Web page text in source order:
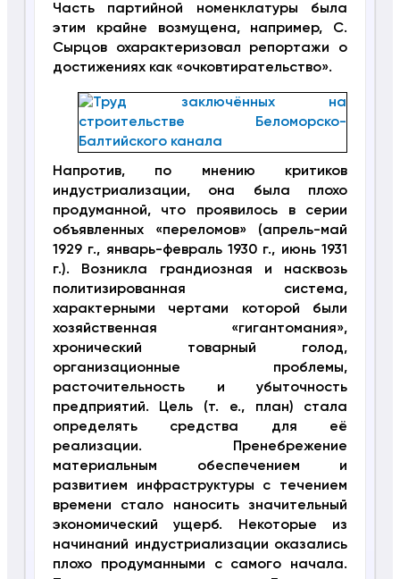
Часть партийной номенклатуры была
этим крайне возмущена, например, С.
Сырцов охарактеризовал репортажи о
достижениях как «очковтирательство».
Напротив, по мнению критиков
индустриализации, она была плохо
продуманной, что проявилось в серии
объявленных «переломов» (апрель-май
1929 г., январь-февраль 1930 г., июнь 1931
г.). Возникла грандиозная и насквозь
политизированная система,
характерными чертами которой были
хозяйственная «гигантомания»,
хронический товарный голод,
организационные проблемы,
расточительность и убыточность
предприятий. Цель (т. е., план) стала
определять средства для её
реализации. Пренебрежение
материальным обеспечением и
развитием инфраструктуры с течением
времени стало наносить значительный
экономический ущерб. Некоторые из
начинаний индустриализации оказались
плохо продуманными с самого начала.